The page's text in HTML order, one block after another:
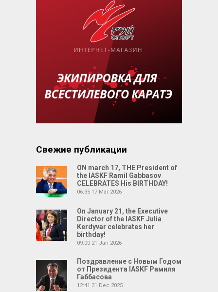
Свежие публикации
ON march 17, THE President of
the IASKF Ramil Gabbasov
CELEBRATES His BIRTHDAY!
06:35 17 Mar 2026
On January 21, the Executive
Director of the IASKF Julia
Kerdyvar celebrates her
birthday!
09:00 21 Jan 2026
Поздравление с Новым Годом
от Президента IASKF Рамиля
Габбасова
12:41 31 Dec 2025